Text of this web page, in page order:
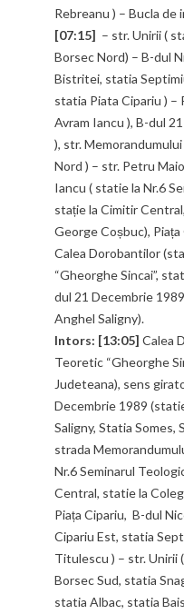
Rebreanu ) – Bucla de
[07:15] – str. Unirii (
Borsec Nord) – B-dul
Bistritei, statia
statia Piata Cipariu ) –
Avram Iancu ), B-dul
), str.
Nord ) – str. Petru
Iancu ( statie la Nr.6
stație la Cimitir
George Coșbuc),
Calea Dorobantilor
“Gheorghe Sincai”,
dul 21 Decembrie
Anghel Saligny).
Intors: [13:05] Calea
Teoretic “Gheorghe
Judeteana), sens
Decembrie 1989
Saligny, Statia Somes,
strada
Nr.6 Seminarul
Central, statie la
Piața Cipariu, B-dul
Cipariu Est, statia
Titulescu ) – str. Unirii
Borsec Sud, statia
statia Albac, statia